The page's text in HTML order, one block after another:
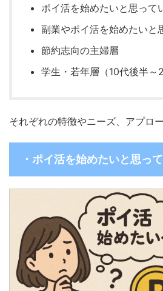
ポイ活を始めたいと思って
副業やポイ活を始めたいと
節約志向の主婦層
学生・若年層（10代後半～
それぞれの特徴やニーズ、アプロ
・ポイ活を始めたいと思っ